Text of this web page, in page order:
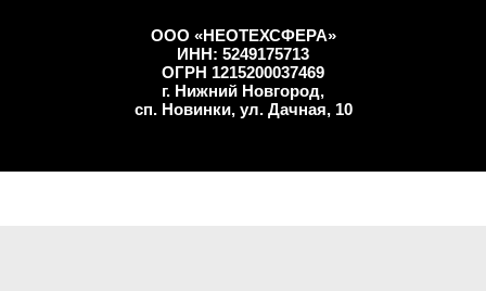
ООО «НЕОТЕХСФЕРА»
ИНН: 5249175713
ОГРН 1215200037469
г. Нижний Новгород,
сп. Новинки, ул. Дачная, 10